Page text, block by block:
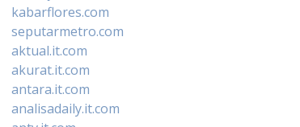
kabarflores.com
seputarmetro.com
aktual.it.com
akurat.it.com
antara.it.com
analisadaily.it.com